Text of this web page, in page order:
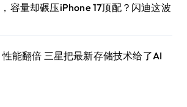
容量却碾压iPhone 17顶配？闪迪这波
能翻倍 三星把最新存储技术给了AI